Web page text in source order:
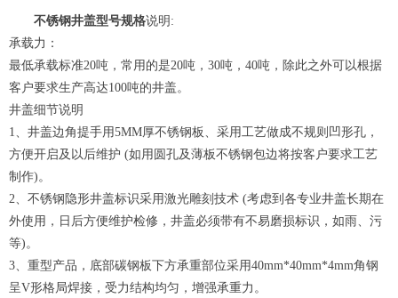
不锈钢井盖型号规格说明:
承载力：
最低承载标准20吨，常用的是20吨，30吨，40吨，除此之外可以根据
客户要求生产高达100吨的井盖。
井盖细节说明
1、井盖边角提手用5MM厚不锈钢板、采用工艺做成不规则凹形孔，
方便开启及以后维护 (如用圆孔及薄板不锈钢包边将按客户要求工艺
制作)。
2、不锈钢隐形井盖标识采用激光雕刻技术 (考虑到各专业井盖长期在
外使用，日后方便维护检修，井盖必须带有不易磨损标识，如雨、污
等)。
3、重型产品，底部碳钢板下方承重部位采用40mm*40mm*4mm角钢
呈V形格局焊接，受力结构均匀，增强承重力。